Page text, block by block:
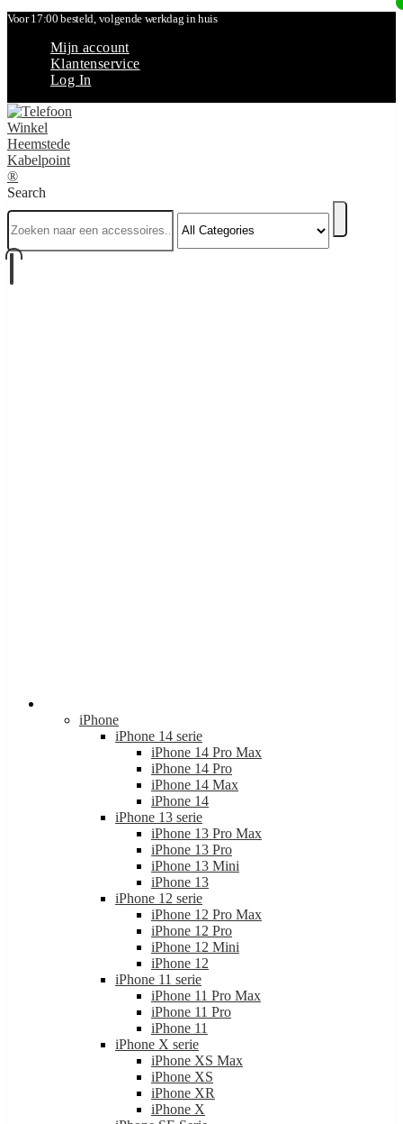
Voor 17:00 besteld, volgende werkdag in huis
Mijn account
Klantenservice
Log In
Search
iPhone
iPhone 14 serie
iPhone 14 Pro Max
iPhone 14 Pro
iPhone 14 Max
iPhone 14
iPhone 13 serie
iPhone 13 Pro Max
iPhone 13 Pro
iPhone 13 Mini
iPhone 13
iPhone 12 serie
iPhone 12 Pro Max
iPhone 12 Pro
iPhone 12 Mini
iPhone 12
iPhone 11 serie
iPhone 11 Pro Max
iPhone 11 Pro
iPhone 11
iPhone X serie
iPhone XS Max
iPhone XS
iPhone XR
iPhone X